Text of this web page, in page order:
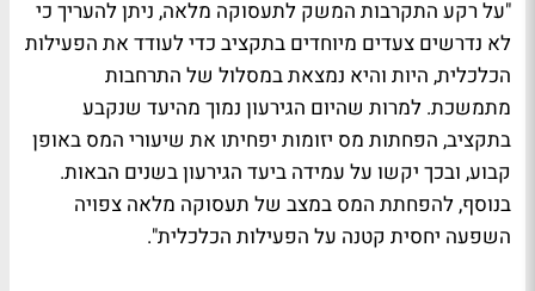
"על רקע התקרבות המשק לתעסוקה מלאה, ניתן להעריך כי
לא נדרשים צעדים מיוחדים בתקציב כדי לעודד את הפעילות
הכלכלית, היות והיא נמצאת במסלול של התרחבות
מתמשכת. למרות שהיום הגירעון נמוך מהיעד שנקבע
בתקציב, הפחתות מס יזומות יפחיתו את שיעורי המס באופן
קבוע, ובכך יקשו על עמידה ביעד הגירעון בשנים הבאות.
בנוסף, להפחתת המס במצב של תעסוקה מלאה צפויה
השפעה יחסית קטנה על הפעילות הכלכלית".